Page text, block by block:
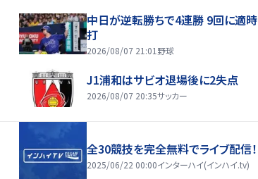
中日が逆転勝ちで4連勝 9回に適時
打
2026/08/07 21:01 野球
J1浦和はサビオ退場後に2失点
2026/08/07 20:35サッカー
全30競技を完全無料でライブ配信！
2025/06/22 00:00インターハイ(インハイ.tv)